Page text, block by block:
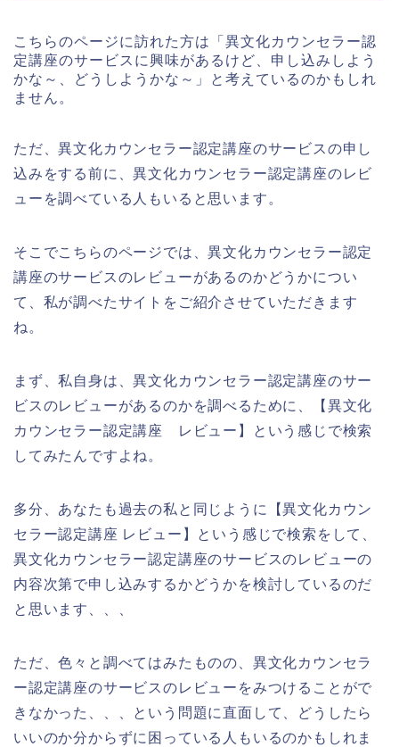
こちらのページに訪れた方は「異文化カウンセラー認
定講座のサービスに興味があるけど、申し込みしよう
かな～、どうしようかな～」と考えているのかもしれ
ません。
ただ、異文化カウンセラー認定講座のサービスの申し
込みをする前に、異文化カウンセラー認定講座のレビ
ューを調べている人もいると思います。
そこでこちらのページでは、異文化カウンセラー認定
講座のサービスのレビューがあるのかどうかについ
て、私が調べたサイトをご紹介させていただきます
ね。
まず、私自身は、異文化カウンセラー認定講座のサー
ビスのレビューがあるのかを調べるために、【異文化
カウンセラー認定講座 レビュー】という感じで検索
してみたんですよね。
多分、あなたも過去の私と同じように【異文化カウン
セラー認定講座 レビュー】という感じで検索をして、
異文化カウンセラー認定講座のサービスのレビューの
内容次第で申し込みするかどうかを検討しているのだ
と思います、、、
ただ、色々と調べてはみたものの、異文化カウンセラ
ー認定講座のサービスのレビューをみつけることがで
きなかった、、、という問題に直面して、どうしたら
いいのか分からずに困っている人もいるのかもしれま